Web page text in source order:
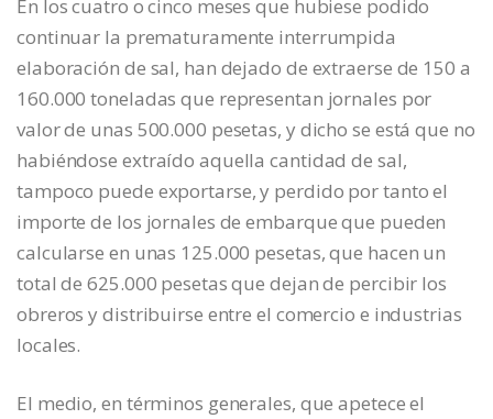
En los cuatro o cinco meses que hubiese podido
continuar la prematuramente interrumpida
elaboración de sal, han dejado de extraerse de 150 a
160.000 toneladas que representan jornales por
valor de unas 500.000 pesetas, y dicho se está que no
habiéndose extraído aquella cantidad de sal,
tampoco puede exportarse, y perdido por tanto el
importe de los jornales de embarque que pueden
calcularse en unas 125.000 pesetas, que hacen un
total de 625.000 pesetas que dejan de percibir los
obreros y distribuirse entre el comercio e industrias
locales.
El medio, en términos generales, que apetece el